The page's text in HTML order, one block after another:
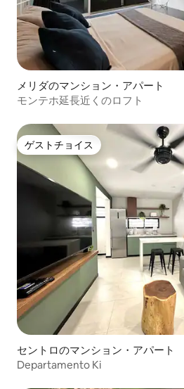
メリダのマンション・アパート
モンテホ延長近くのロフト
ゲストチョイス
ゲストチョイス
セントロのマンション・アパート
Departamento Ki